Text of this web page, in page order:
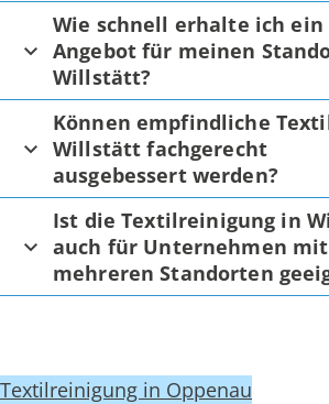
Wie schnell erhalte ich ein
Angebot für meinen
Willstätt?
Können empfindliche
Willstätt fachgerecht
ausgebessert werden?
Ist die Textilreinigung in
auch für Unternehmen mit
mehreren Standorten
Textilreinigung in Oppenau